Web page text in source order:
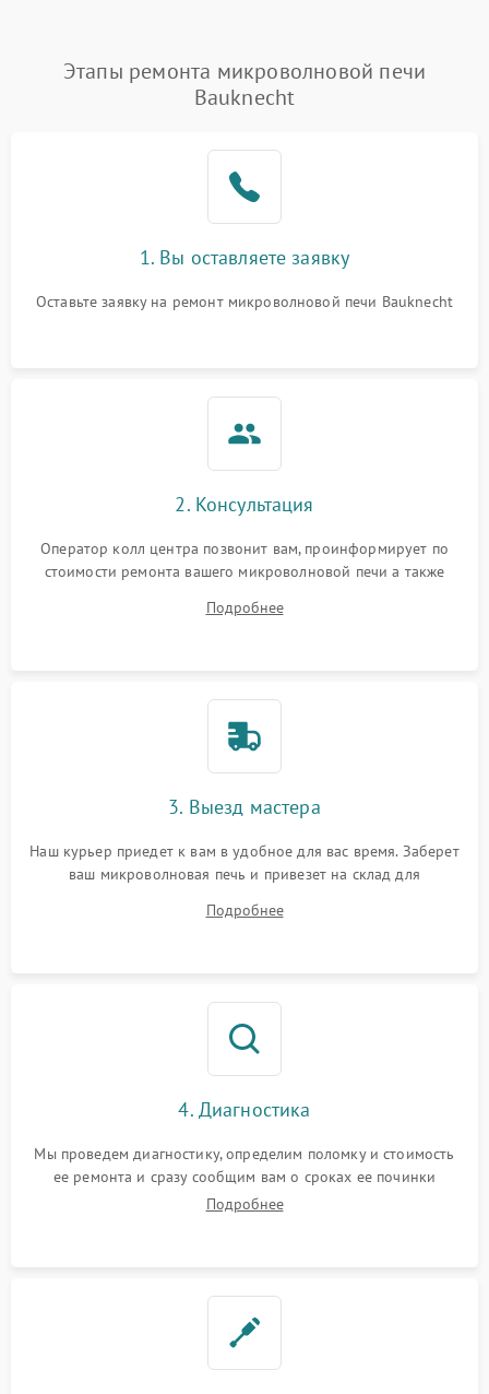
Этапы ремонта микроволновой печи
Bauknecht
1. Вы оставляете заявку
Оставьте заявку на ремонт микроволновой печи Bauknecht
2. Консультация
Оператор колл центра позвонит вам, проинформирует по
стоимости ремонта вашего микроволновой печи а также
Подробнее
3. Выезд мастера
Наш курьер приедет к вам в удобное для вас время. Заберет
ваш микроволновая печь и привезет на склад для
Подробнее
4. Диагностика
Мы проведем диагностику, определим поломку и стоимость
ее ремонта и сразу сообщим вам о сроках ее починки
Подробнее